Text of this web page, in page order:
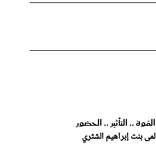
القوة .. التأثير .. الحضور
لمى بنت إبراهيم الشثري